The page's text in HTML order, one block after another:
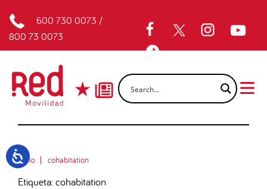
600 730 0073 /
800 73 0073
Inicio cohabitation
Etiqueta: cohabitation